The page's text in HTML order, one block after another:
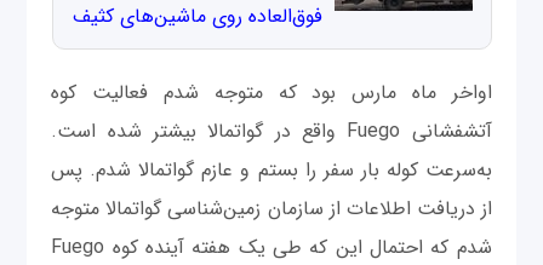
فوق‌العاده روی ماشین‌های کثیف
اواخر ماه مارس بود که متوجه شدم فعالیت کوه
آتشفشانی Fuego واقع در گواتمالا بیشتر شده است.
به‌سرعت کوله بار سفر را بستم و عازم گواتمالا شدم. پس
از دریافت اطلاعات از سازمان زمین‌شناسی گواتمالا متوجه
شدم که احتمال این که طی یک هفته آینده کوه Fuego